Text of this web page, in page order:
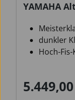
YAMAHA
dunkler
Hoch-